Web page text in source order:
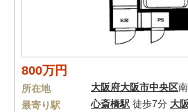
800万円
所在地 大阪府大阪市中央区
最寄り駅
心斎橋駅 徒歩7分 大